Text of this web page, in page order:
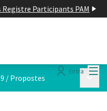
Participants PAM
Entra
/ Propostes